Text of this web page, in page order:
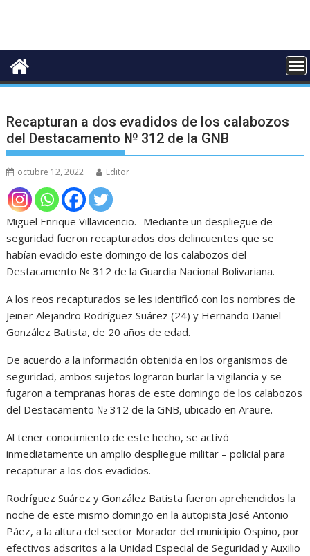
Recapturan a dos evadidos de los calabozos
del Destacamento № 312 de la GNB
octubre 12, 2022 Editor
Miguel Enrique Villavicencio.- Mediante un despliegue de
seguridad fueron recapturados dos delincuentes que se
habían evadido este domingo de los calabozos del
Destacamento № 312 de la Guardia Nacional Bolivariana.
A los reos recapturados se les identificó con los nombres de
Jeiner Alejandro Rodríguez Suárez (24) y Hernando Daniel
González Batista, de 20 años de edad.
De acuerdo a la información obtenida en los organismos de
seguridad, ambos sujetos lograron burlar la vigilancia y se
fugaron a tempranas horas de este domingo de los calabozos
del Destacamento № 312 de la GNB, ubicado en Araure.
Al tener conocimiento de este hecho, se activó
inmediatamente un amplio despliegue militar – policial para
recapturar a los dos evadidos.
Rodríguez Suárez y González Batista fueron aprehendidos la
noche de este mismo domingo en la autopista José Antonio
Páez, a la altura del sector Morador del municipio Ospino, por
efectivos adscritos a la Unidad Especial de Seguridad y Auxilio